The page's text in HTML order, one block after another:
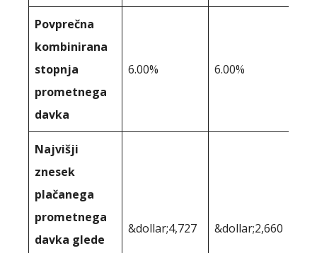
Povprečna
kombinirana
stopnja
prometnega
davka
6.00% 6.00%
Najvišji
znesek
plačanega
prometnega
davka glede
&dollar;4,727 &dollar;2,660